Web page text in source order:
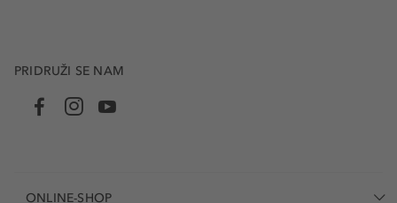
PRIDRUŽI SE NAM
ONLINE-SHOP